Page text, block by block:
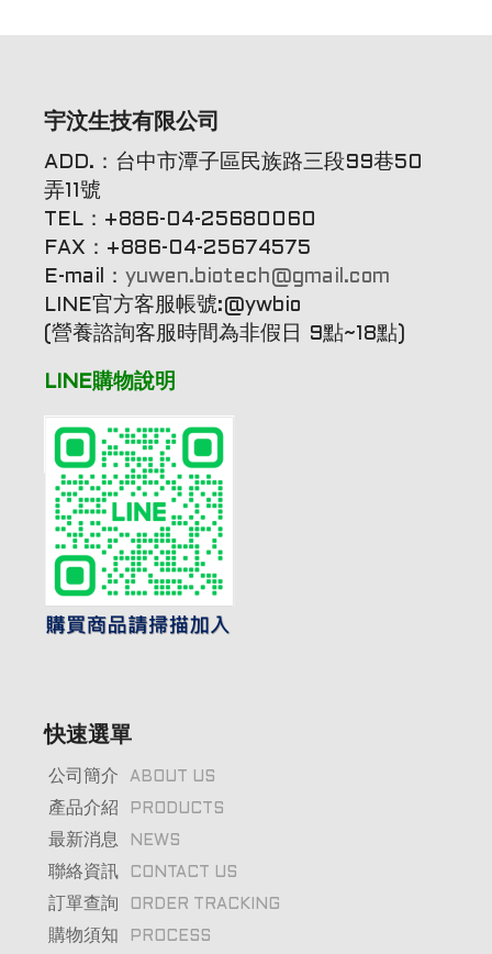
宇汶生技有限公司
ADD.：台中市潭子區民族路三段99巷50
弄11號
TEL：+886-04-25680060
FAX：+886-04-25674575
E-mail： yuwen.biotech@gmail.com
LINE官方客服帳號:@ywbio
(營養諮詢客服時間為非假日 9點~18點)
LINE購物說明
快速選單
公司簡介 ABOUT US
產品介紹 PRODUCTS
最新消息 NEWS
聯絡資訊 CONTACT US
訂單查詢 ORDER TRACKING
購物須知 PROCESS